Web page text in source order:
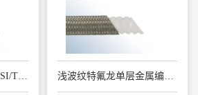
硅胶光滑特氟龙管 T1SI/T1SIA 浅波纹特氟龙单层金属编织管 TC1SY 浅波纹内管